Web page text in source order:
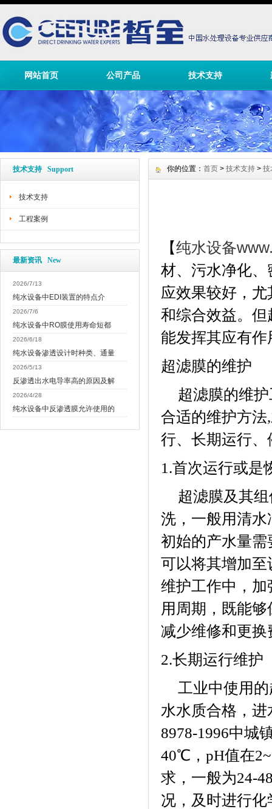
网站首页 公司产品 技术支持
技术支持 Support
技术支持
工程案例
最新资讯 New
2026/7/13
纯水设备中EDI装置的特点介
2026/7/6
纯水设备中RO膜使用寿命短都
2026/6/18
纯水设备渗透设计时种类、通量
2026/5/13
反渗透出水电导率高的原因及解
2026/4/28
纯水设备中反渗透膜允许使用的
你的位置： 首页 > 技术支持 > 技
【纯水设备
材、污水净化
应效果较好，
和综合效益。
能发挥其应有
超滤膜的维护
超滤膜的维
合适的维护方法,
行、长期运行
1.首次运行或是
超滤膜及其
洗，一般用清
初始的产水量
可以将其增加
维护工作中，
用周期，既能
减少维修和更换
2.长期运行维护
工业中使用
水水质合格，
8978-1996中城
40℃， pH值在
求，一般为24-
况，及时进行化